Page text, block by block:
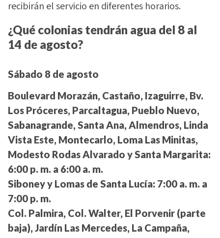
recibirán el servicio en diferentes horarios.
¿Qué colonias tendrán agua del 8 al
14 de agosto?
Sábado 8 de agosto
Boulevard Morazán, Castaño, Izaguirre, Bv.
Los Próceres, Parcaltagua, Pueblo Nuevo,
Sabanagrande, Santa Ana, Almendros, Linda
Vista Este, Montecarlo, Loma Las Minitas,
Modesto Rodas Alvarado y Santa Margarita:
6:00 p. m. a 6:00 a. m.
Siboney y Lomas de Santa Lucía: 7:00 a. m. a
7:00 p. m.
Col. Palmira, Col. Walter, El Porvenir (parte
baja), Jardín Las Mercedes, La Campaña,